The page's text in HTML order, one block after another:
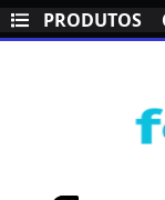
PRODUTOS